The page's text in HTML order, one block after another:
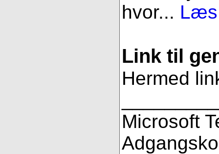
hvor... Læs
Link til
Hermed
Microsoft